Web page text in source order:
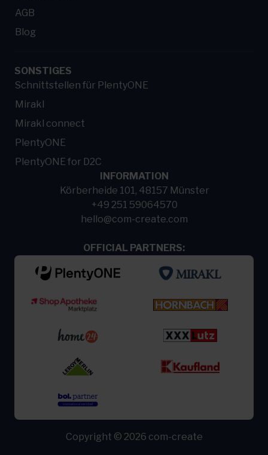
AGB
Blog
SONSTIGES
Schnittstellen für PlentyONE
Mirakl
Mirakl connect
PlentyONE
PlentyONE for D2C
INFORMATION
Körberheide 101, 48157 Münster
+49 251 59064570
hello@com-create.com
OFFICIAL PARTNERS:
Copyright © 2026 com-create